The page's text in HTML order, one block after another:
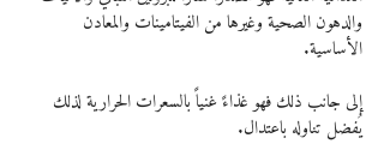
والدهون الصحية وغيرها من الفيتامينات والمعادن
الأساسية.
إلى جانب ذلك فهو غذاءً غنياً بالسعرات الحرارية لذلك
يُفضل تناوله باعتدال.